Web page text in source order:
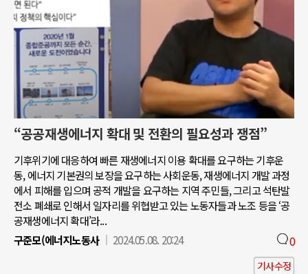
“공공재생에너지 확대 및 전환의 필요성과 쟁점”
기후위기에 대응하여 빠른 재생에너지 이용 확대를 요구하는 기후운
동, 에너지 기본권의 보장을 요구하는 사회운동, 재생에너지 개발 과정
에서 피해를 입으며 공적 개발을 요구하는 지역 주민들, 그리고 석탄발
전소 폐쇄로 인해서 일자리를 위협받고 있는 노동자들과 노조 등을 ‘공
공재생에너지 확대’라...
구준모(에너지노동사
2024.05.08. 20:24 0
기사수정